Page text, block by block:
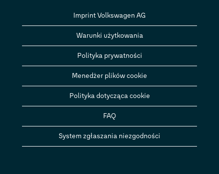
Imprint Volkswagen AG
Warunki użytkowania
Polityka prywatności
Menedżer plików cookie
Polityka dotycząca cookie
FAQ
System zgłaszania niezgodności